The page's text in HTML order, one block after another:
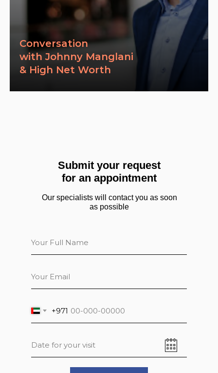
Conversation
with Johnny Manglani
& High Net Worth
+971
Submit your request
for an appointment
Our specialists will contact you as soon
as possible